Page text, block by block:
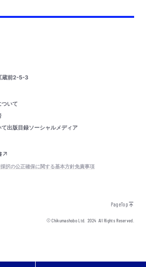
蔵前2-5-3
いて
出版目録ソーシャルメディア
択の公正確保に関する基本方針免責事項
PageTop
© Chikumashobo Ltd.2024 All Rights Reserved.